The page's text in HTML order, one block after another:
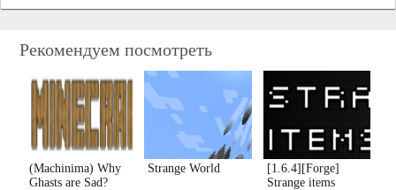
Рекомендуем посмотреть
(Machinima) Why
Ghasts are Sad?
Strange World
[1.6.4][Forge]
Strange items